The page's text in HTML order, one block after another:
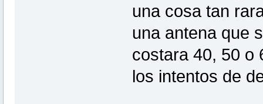
una cosa tan
una antena que
costara 40, 50 o
los intentos de